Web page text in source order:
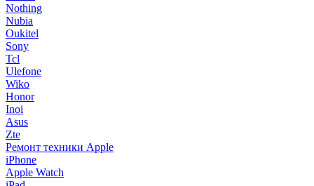
Nothing
Nubia
Oukitel
Sony
Tcl
Ulefone
Wiko
Honor
Inoi
Asus
Zte
Ремонт техники Apple
iPhone
Apple Watch